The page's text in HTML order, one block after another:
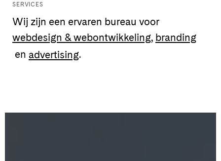
SERVICES
Wij zijn een ervaren bureau voor
webdesign & webontwikkeling, branding
en advertising.